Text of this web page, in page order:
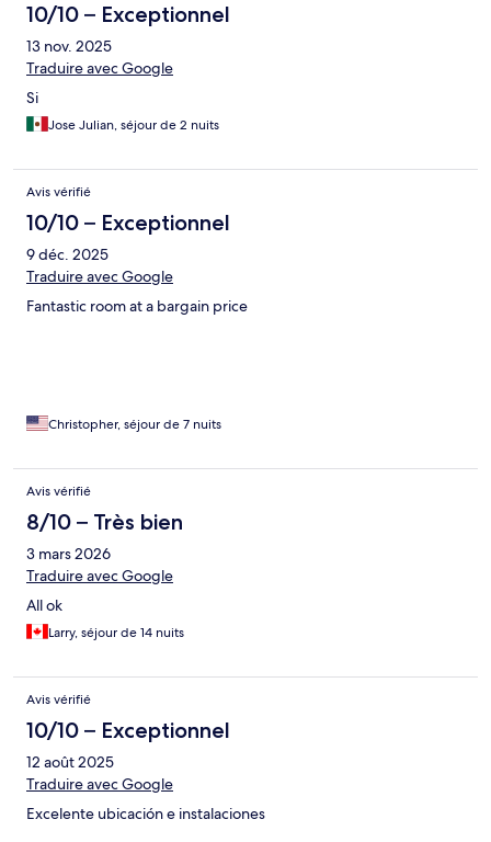
10/10 – Exceptionnel
13 nov. 2025
Traduire avec Google
Si
Jose Julian, séjour de 2 nuits
Avis vérifié
10/10 – Exceptionnel
9 déc. 2025
Traduire avec Google
Fantastic room at a bargain price
Christopher, séjour de 7 nuits
Avis vérifié
8/10 – Très bien
3 mars 2026
Traduire avec Google
All ok
Larry, séjour de 14 nuits
Avis vérifié
10/10 – Exceptionnel
12 août 2025
Traduire avec Google
Excelente ubicación e instalaciones